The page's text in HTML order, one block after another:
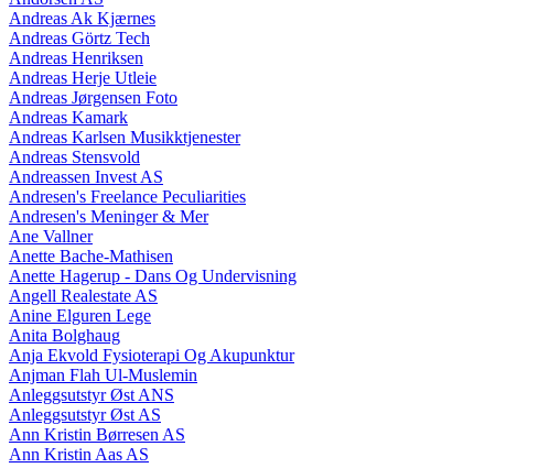
Andreas Ak Kjærnes
Andreas Görtz Tech
Andreas Henriksen
Andreas Herje Utleie
Andreas Jørgensen Foto
Andreas Kamark
Andreas Karlsen Musikktjenester
Andreas Stensvold
Andreassen Invest AS
Andresen's Freelance Peculiarities
Andresen's Meninger & Mer
Ane Vallner
Anette Bache-Mathisen
Anette Hagerup - Dans Og Undervisning
Angell Realestate AS
Anine Elguren Lege
Anita Bolghaug
Anja Ekvold Fysioterapi Og Akupunktur
Anjman Flah Ul-Muslemin
Anleggsutstyr Øst ANS
Anleggsutstyr Øst AS
Ann Kristin Børresen AS
Ann Kristin Aas AS